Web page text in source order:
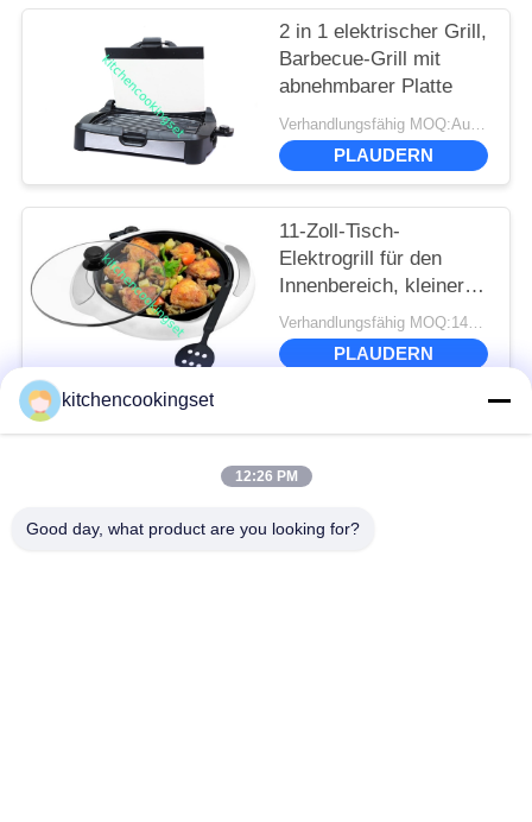
2 in 1 elektrischer Grill,
Barbecue-Grill mit
abnehmbarer Platte
Verhandlungsfähig MOQ:Ausgehandelt
PLAUDERN
11-Zoll-Tisch-
Elektrogrill für den
Innenbereich, kleiner
Indoor-Grill mit
Ölabtropfschale
Verhandlungsfähig MOQ:1448PCS
PLAUDERN
Küchensatz
Antihaft-
kitchencookingset
12:26 PM
Good day, what product are you looking for?